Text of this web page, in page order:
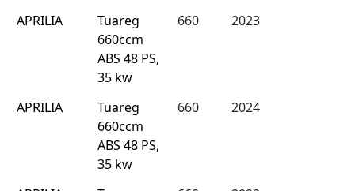
APRILIA
Tuareg
660ccm
ABS 48 PS,
35 kw
660 2023
APRILIA
Tuareg
660ccm
ABS 48 PS,
35 kw
660 2024